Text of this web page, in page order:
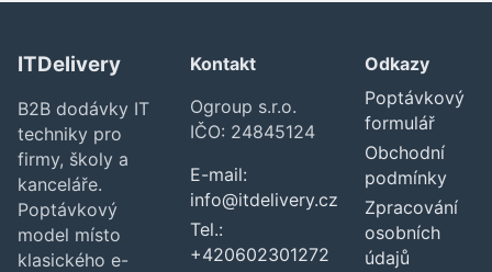
ITDelivery
B2B dodávky IT
techniky pro
firmy, školy a
kanceláře.
Poptávkový
model místo
klasického e-
Kontakt
Ogroup s.r.o.
IČO: 24845124
E-mail:
info@itdelivery.cz
Tel.:
+420602301272
Odkazy
Poptávkový
formulář
Obchodní
podmínky
Zpracování
osobních
údajů